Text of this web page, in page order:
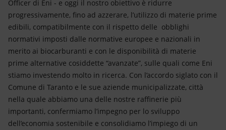
Officer di Eni - e oggi il nostro obiettivo è ridurre
progressivamente, fino ad azzerare, l’utilizzo di materie prime
edibili, compatibilmente con il rispetto delle obblighi
normativi imposti dalle normative europee e nazionali in
merito ai biocarburanti e con le disponibilità di materie
prime alternative cosiddette “avanzate”, sulle quali come Eni
stiamo investendo molto in ricerca. Con l’accordo siglato con il
Comune di Taranto e le sue aziende municipalizzate, città
nella quale abbiamo una delle nostre raffinerie più
importanti, confermiamo l’impegno per lo sviluppo
dell’economia sostenibile e consolidiamo l’impiego di un